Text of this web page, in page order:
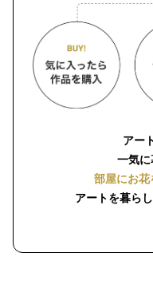
アー
一気
部屋にお花
アートを暮ら